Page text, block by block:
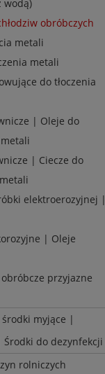
wodą)
obróbczych
metali
metali
do tłoczenia
| Oleje do
| Ciecze do
elektroerozyjnej |
| Oleje
przyjazne
środki myjące |
Środki do dezynfekcji
rolniczych